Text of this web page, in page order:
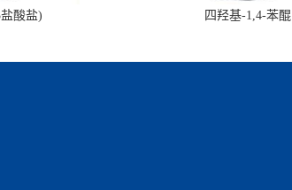
酸盐) 四羟基-1,4-苯醌